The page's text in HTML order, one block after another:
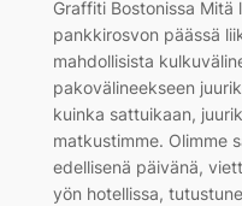
Graffiti Bostonissa Mitä
pankkirosvon päässä
mahdollisista
pakovälineekseen
kuinka sattuikaan,
matkustimme. Olimme
edellisenä päivänä,
yön hotellissa,